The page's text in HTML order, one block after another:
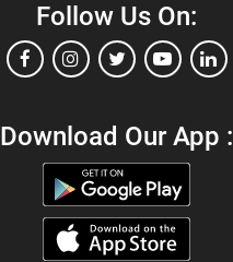
Follow Us On:
Download Our App :